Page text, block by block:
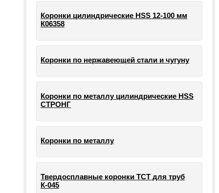
Коронки цилиндрические HSS 12-100 мм
К06358
Коронки по нержавеющей стали и чугуну
Коронки по металлу цилиндрические HSS
СТРОНГ
Коронки по металлу
Твердосплавные коронки ТСТ для труб
К-045